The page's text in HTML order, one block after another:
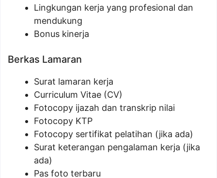
Lingkungan kerja yang profesional dan
mendukung
Bonus kinerja
Berkas Lamaran
Surat lamaran kerja
Curriculum Vitae (CV)
Fotocopy ijazah dan transkrip nilai
Fotocopy KTP
Fotocopy sertifikat pelatihan (jika ada)
Surat keterangan pengalaman kerja (jika
ada)
Pas foto terbaru